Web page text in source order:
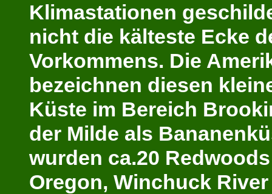
Klimastationen
nicht die kälteste Ecke
Vorkommens. Die
bezeichnen diesen
Küste im Bereich
der Milde als
wurden ca.20
Oregon, Winchuck River